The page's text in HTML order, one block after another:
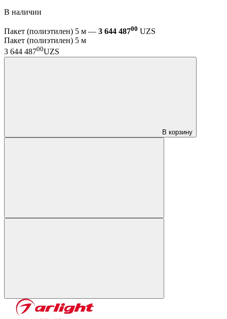
В наличии
Пакет (полиэтилен) 5 м — 3 644 48700 UZS
Пакет (полиэтилен) 5 м
3 644 48700UZS
В корзину